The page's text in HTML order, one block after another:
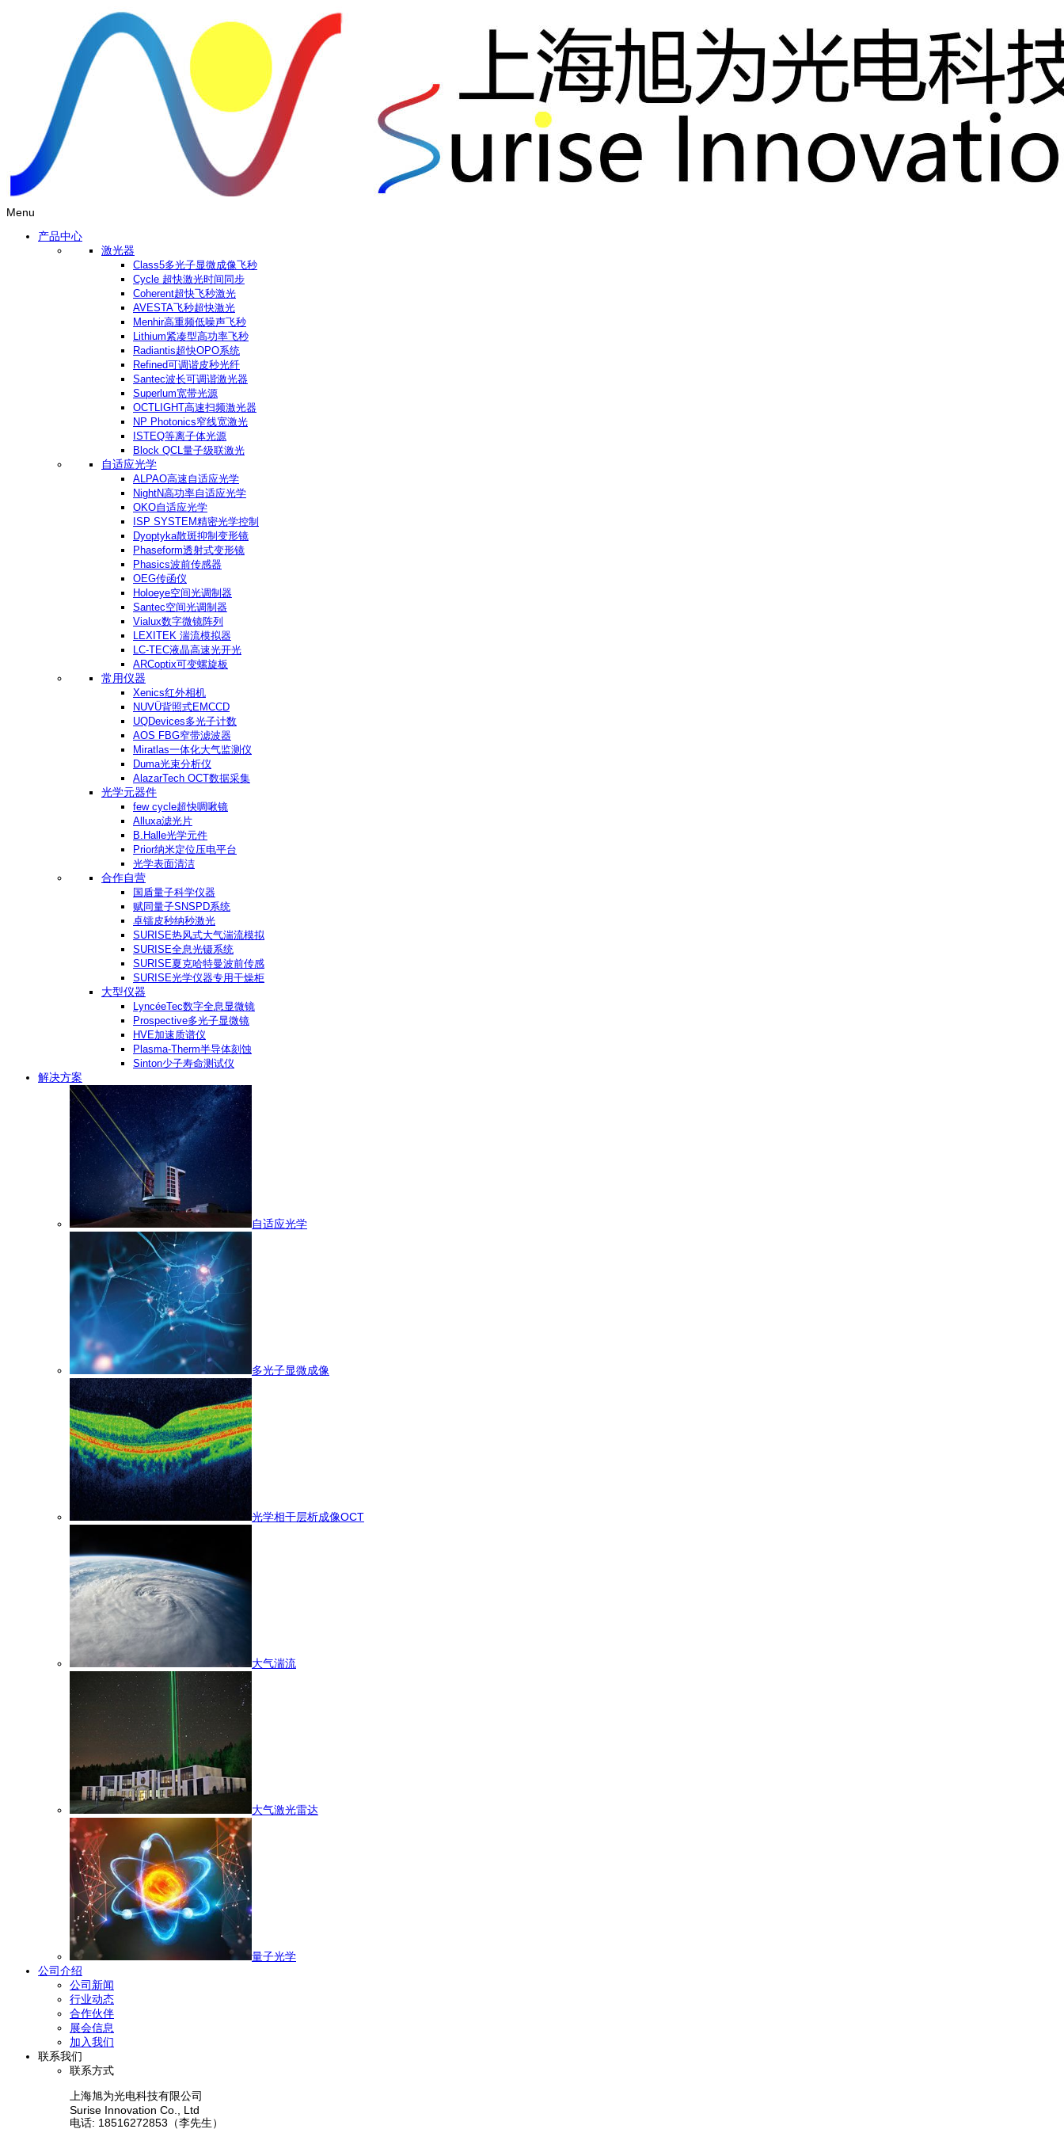
Menu
产品中心
激光器
Class5多光子显微成像飞秒
Cycle 超快激光时间同步
Coherent超快飞秒激光
AVESTA飞秒超快激光
Menhir高重频低噪声飞秒
Lithium紧凑型高功率飞秒
Radiantis超快OPO系统
Refined可调谐皮秒光纤
Santec波长可调谐激光器
Superlum宽带光源
OCTLIGHT高速扫频激光器
NP Photonics窄线宽激光
ISTEQ等离子体光源
Block QCL量子级联激光
自适应光学
ALPAO高速自适应光学
NightN高功率自适应光学
OKO自适应光学
ISP SYSTEM精密光学控制
Dyoptyka散斑抑制变形镜
Phaseform透射式变形镜
Phasics波前传感器
OEG传函仪
Holoeye空间光调制器
Santec空间光调制器
Vialux数字微镜阵列
LEXITEK 湍流模拟器
LC-TEC液晶高速光开光
ARCoptix可变螺旋板
常用仪器
Xenics红外相机
NUVÜ背照式EMCCD
UQDevices多光子计数
AOS FBG窄带滤波器
Miratlas一体化大气监测仪
Duma光束分析仪
AlazarTech OCT数据采集
光学元器件
few cycle超快啁啾镜
Alluxa滤光片
B.Halle光学元件
Prior纳米定位压电平台
光学表面清洁
合作自营
国盾量子科学仪器
赋同量子SNSPD系统
卓镭皮秒纳秒激光
SURISE热风式大气湍流模拟
SURISE全息光镊系统
SURISE夏克哈特曼波前传感
SURISE光学仪器专用干燥柜
大型仪器
LyncéeTec数字全息显微镜
Prospective多光子显微镜
HVE加速质谱仪
Plasma-Therm半导体刻蚀
Sinton少子寿命测试仪
解决方案
自适应光学
多光子显微成像
光学相干层析成像OCT
大气湍流
大气激光雷达
量子光学
公司介绍
公司新闻
行业动态
合作伙伴
展会信息
加入我们
联系我们
联系方式
上海旭为光电科技有限公司
Surise Innovation Co., Ltd
电话: 18516272853（李先生）